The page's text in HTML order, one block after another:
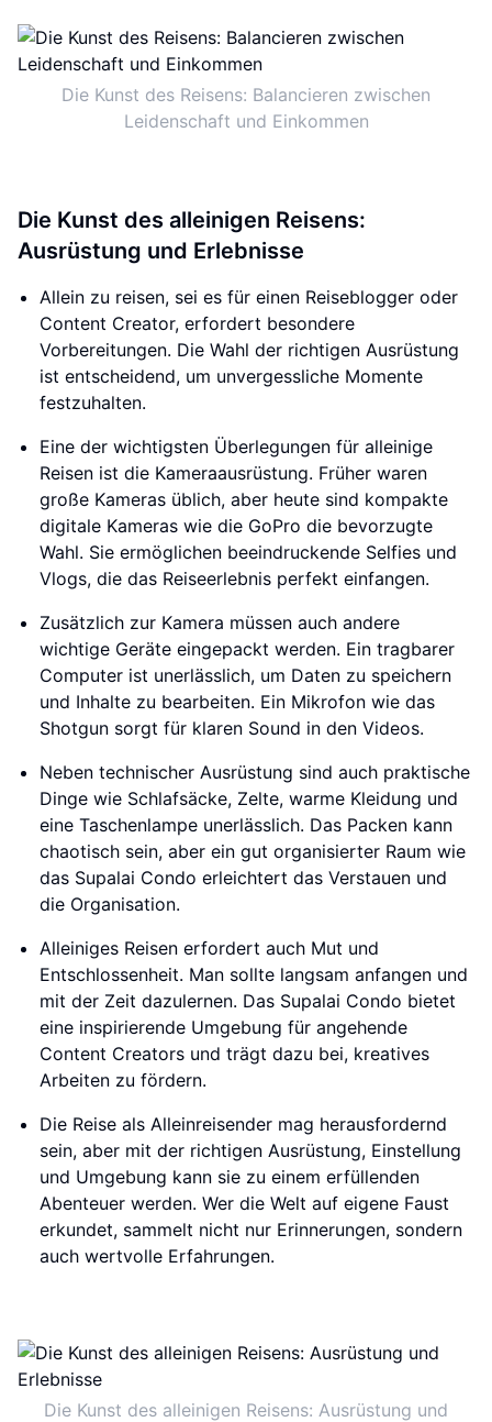
Die Kunst des Reisens: Balancieren zwischen
Leidenschaft und Einkommen
Die Kunst des alleinigen Reisens:
Ausrüstung und Erlebnisse
Allein zu reisen, sei es für einen Reiseblogger oder
Content Creator, erfordert besondere
Vorbereitungen. Die Wahl der richtigen Ausrüstung
ist entscheidend, um unvergessliche Momente
festzuhalten.
Eine der wichtigsten Überlegungen für alleinige
Reisen ist die Kameraausrüstung. Früher waren
große Kameras üblich, aber heute sind kompakte
digitale Kameras wie die GoPro die bevorzugte
Wahl. Sie ermöglichen beeindruckende Selfies und
Vlogs, die das Reiseerlebnis perfekt einfangen.
Zusätzlich zur Kamera müssen auch andere
wichtige Geräte eingepackt werden. Ein tragbarer
Computer ist unerlässlich, um Daten zu speichern
und Inhalte zu bearbeiten. Ein Mikrofon wie das
Shotgun sorgt für klaren Sound in den Videos.
Neben technischer Ausrüstung sind auch praktische
Dinge wie Schlafsäcke, Zelte, warme Kleidung und
eine Taschenlampe unerlässlich. Das Packen kann
chaotisch sein, aber ein gut organisierter Raum wie
das Supalai Condo erleichtert das Verstauen und
die Organisation.
Alleiniges Reisen erfordert auch Mut und
Entschlossenheit. Man sollte langsam anfangen und
mit der Zeit dazulernen. Das Supalai Condo bietet
eine inspirierende Umgebung für angehende
Content Creators und trägt dazu bei, kreatives
Arbeiten zu fördern.
Die Reise als Alleinreisender mag herausfordernd
sein, aber mit der richtigen Ausrüstung, Einstellung
und Umgebung kann sie zu einem erfüllenden
Abenteuer werden. Wer die Welt auf eigene Faust
erkundet, sammelt nicht nur Erinnerungen, sondern
auch wertvolle Erfahrungen.
Die Kunst des alleinigen Reisens: Ausrüstung und